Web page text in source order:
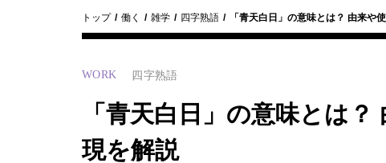
トップ 働く 雑学 四字熟語 「青天白日」の意味とは？ 由来や
WORK 四字熟語
「青天白日」の意味とは
現を解説